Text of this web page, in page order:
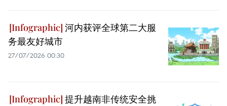
河内获评全球第二大服
务最友好城市
27/07/2026 00:30
提升越南非传统安全挑